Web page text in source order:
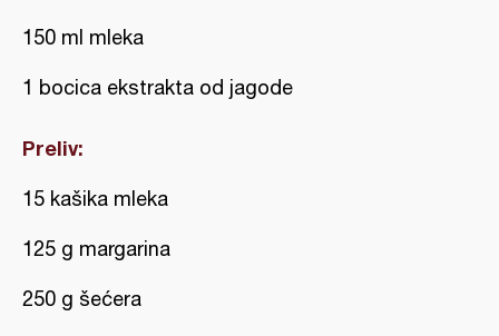
150 ml mleka
1 bocica ekstrakta od jagode
Preliv:
15 kašika mleka
125 g margarina
250 g šećera